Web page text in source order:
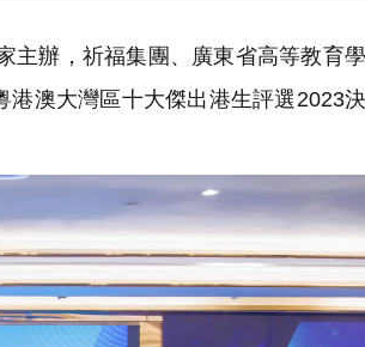
辦，祈福集團、廣東省高等教育
澳大灣區十大傑出港生評選2023